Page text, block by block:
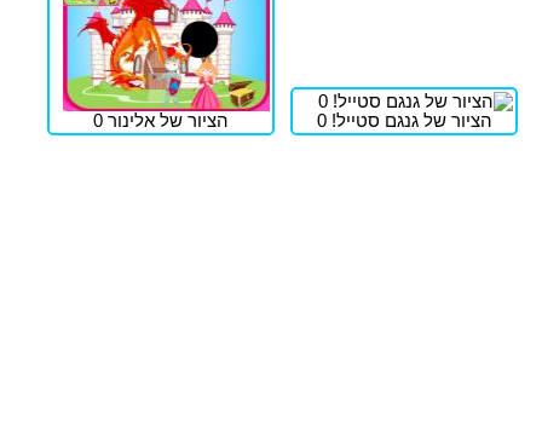
הציור של גנגם סטייל! 0 הציור של אלינור 0